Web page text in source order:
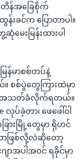
တိန်အခြေစိုက်
န်းခင်က ပြောတာပါ။
ေးမြန်းထားပါ
န်မာစစ်တပ်နဲ့
။ စစ်ပွဲတွေကြားထဲမှာ
မ်းအသတ်ခံလိုက်ရတယ်။​
ပ်ခဲ့တာ၊ ဖေဖေါ်ဝါ
ခြားမြို့တွေမှာ ရိုဟင်
ဖြစ်လို့လဲဆိုတော့
ာအပါအဝင် ရခိုင်မှာ